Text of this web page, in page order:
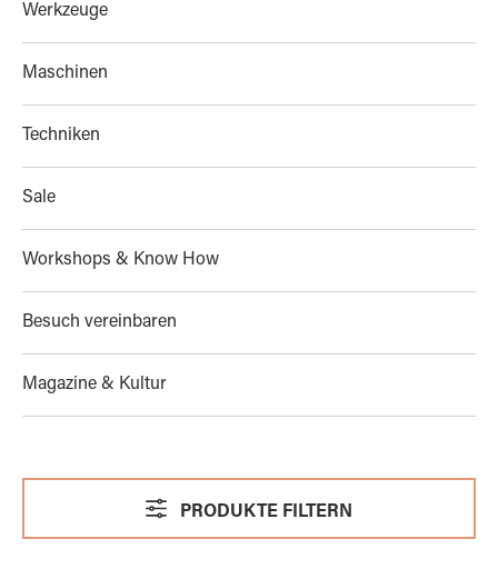
Werkzeuge
Maschinen
Techniken
Sale
Workshops & Know How
Besuch vereinbaren
Magazine & Kultur
PRODUKTE FILTERN